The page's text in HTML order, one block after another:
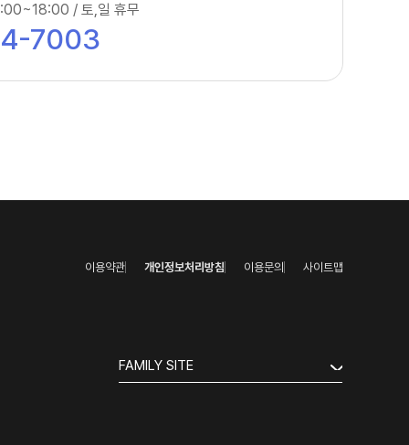
/ 토,일 휴무
7003
이용약관 개인정보처리방침 이용문의 사이트맵
FAMILY SITE